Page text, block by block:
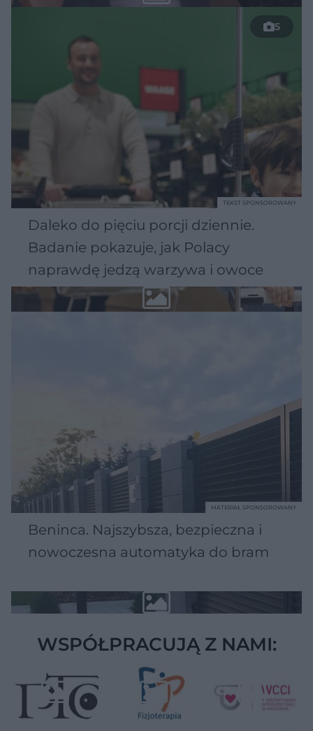
5
Daleko do pięciu porcji dziennie.
Badanie pokazuje, jak Polacy
naprawdę jedzą warzywa i owoce
TEKST SPONSOROWANY
Beninca. Najszybsza, bezpieczna i
nowoczesna automatyka do bram
MATERIAŁ SPONSOROWANY
WSPÓŁPRACUJĄ Z NAMI: